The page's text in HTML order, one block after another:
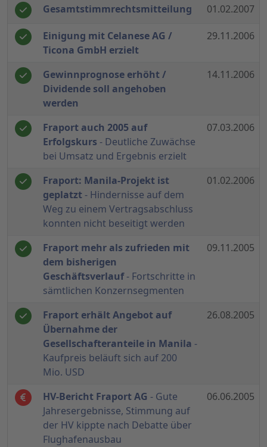
Gesamtstimmrechtsmitteilung 01.02.2007
Einigung mit Celanese AG /
Ticona GmbH erzielt
29.11.2006
Gewinnprognose erhöht /
Dividende soll angehoben
werden
14.11.2006
Fraport auch 2005 auf
Erfolgskurs - Deutliche Zuwächse
bei Umsatz und Ergebnis erzielt
07.03.2006
Fraport: Manila-Projekt ist
geplatzt - Hindernisse auf dem
Weg zu einem Vertragsabschluss
konnten nicht beseitigt werden
01.02.2006
Fraport mehr als zufrieden mit
dem bisherigen
Geschäftsverlauf- Fortschritte in
sämtlichen Konzernsegmenten
09.11.2005
Fraport erhält Angebot auf
Übernahme der
Gesellschafteranteile in Manila -
Kaufpreis beläuft sich auf 200
Mio. USD
26.08.2005
HV-Bericht Fraport AG - Gute
Jahresergebnisse, Stimmung auf
der HV kippte nach Debatte über
Flughafenausbau
06.06.2005